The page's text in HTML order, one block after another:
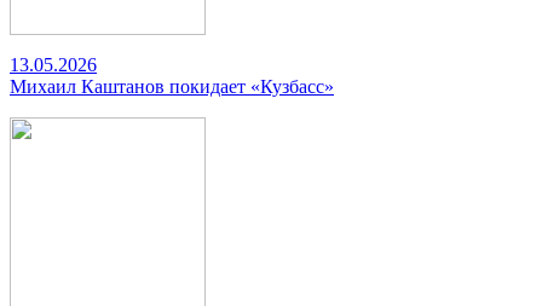
13.05.2026
Михаил Каштанов покидает «Кузбасс»